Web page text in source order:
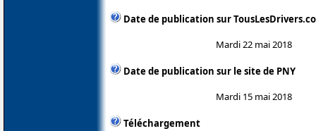
Date de publication sur
Mardi 22 mai 2018
Date de publication sur le site de PNY
Mardi 15 mai 2018
Téléchargement